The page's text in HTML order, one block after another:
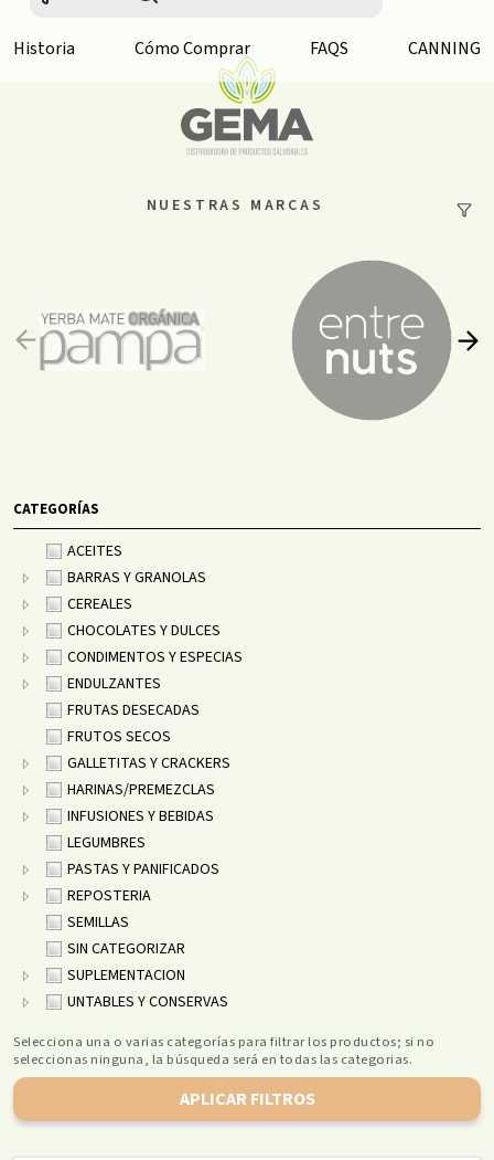
NUESTRAS MARCAS
CATEGORÍAS
ACEITES
BARRAS Y GRANOLAS
CEREALES
CHOCOLATES Y DULCES
CONDIMENTOS Y ESPECIAS
ENDULZANTES
FRUTAS DESECADAS
FRUTOS SECOS
GALLETITAS Y CRACKERS
HARINAS/PREMEZCLAS
INFUSIONES Y BEBIDAS
LEGUMBRES
PASTAS Y PANIFICADOS
REPOSTERIA
SEMILLAS
SIN CATEGORIZAR
SUPLEMENTACION
UNTABLES Y CONSERVAS
Selecciona una o varias categorías para filtrar los productos; si no
seleccionas ninguna, la búsqueda será en todas las categorias.
APLICAR FILTROS
Historia Cómo Comprar FAQS CANNING